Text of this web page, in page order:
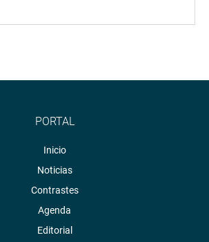
PORTAL
Inicio
Noticias
Contrastes
Agenda
Editorial